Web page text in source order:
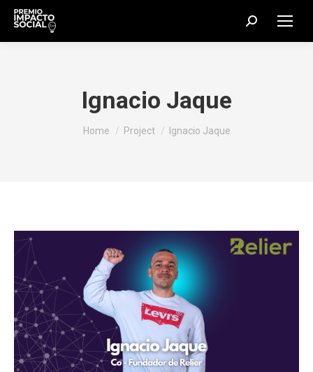
Search:
Ignacio Jaque
You are here:
Home Project Ignacio Jaque